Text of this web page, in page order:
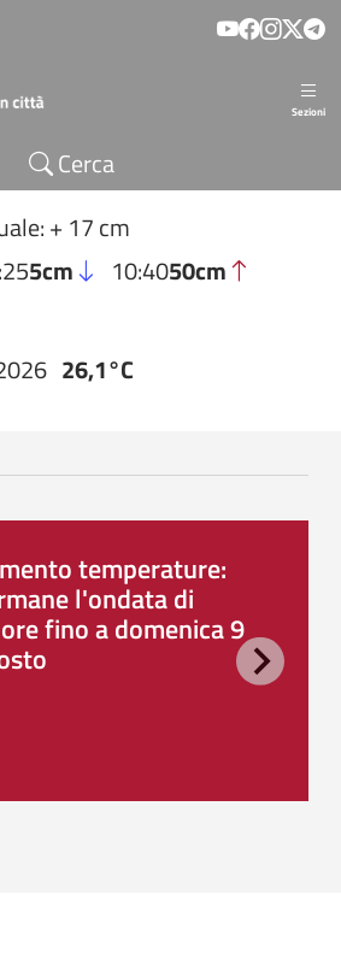
Sezioni
Cerca
+ 17 cm
5cm 10:4050cm
26,1°C
temperature:
l'ondata di
fino a domenica 9